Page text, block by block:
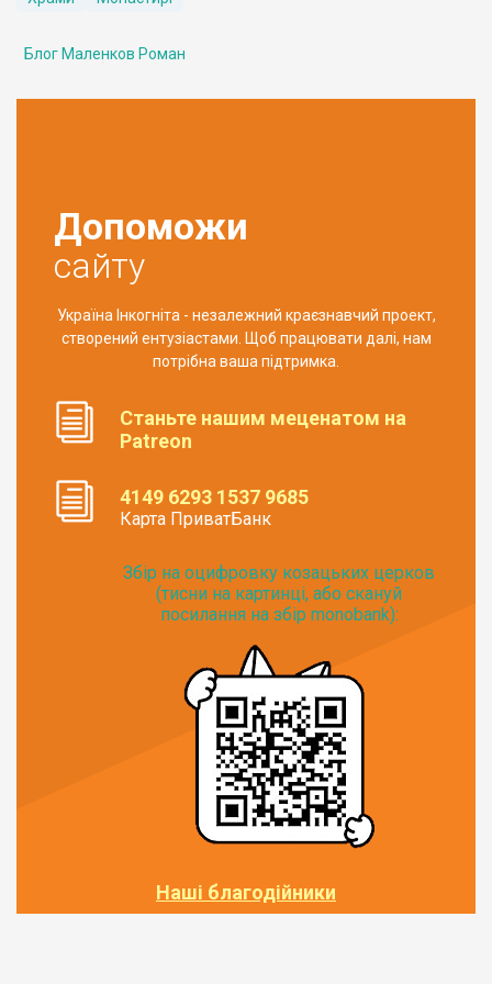
Блог Маленков Роман
Допоможи
сайту
Україна Інкогніта - незалежний краєзнавчий проект,
створений ентузіастами. Щоб працювати далі, нам
потрібна ваша підтримка.
Станьте нашим меценатом на
Patreon
4149 6293 1537 9685
Карта ПриватБанк
Збір на оцифровку козацьких церков
(тисни на картинці, або скануй
посилання на збір monobank):
Наші благодійники